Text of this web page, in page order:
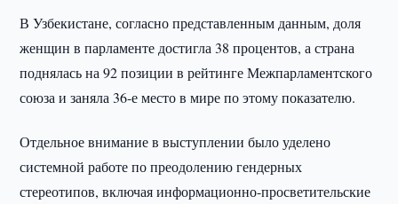
В Узбекистане, согласно представленным данным, доля
женщин в парламенте достигла 38 процентов, а страна
поднялась на 92 позиции в рейтинге Межпарламентского
союза и заняла 36-е место в мире по этому показателю.
Отдельное внимание в выступлении было уделено
системной работе по преодолению гендерных
стереотипов, включая информационно-просветительские